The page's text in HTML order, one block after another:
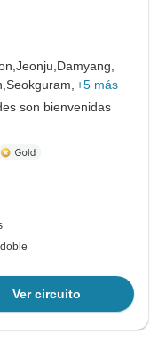
Jeonju, Damyang,
Seokguram, +5 más
son bienvenidas
Ver circuito